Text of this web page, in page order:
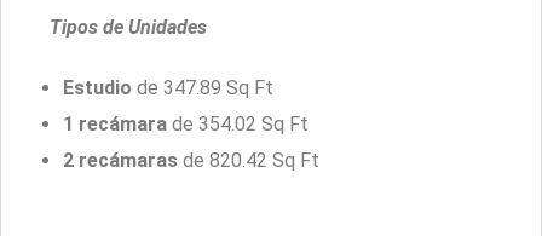
Tipos de Unidades
Estudio de 347.89 Sq Ft
1 recámara de 354.02 Sq Ft
2 recámaras de 820.42 Sq Ft